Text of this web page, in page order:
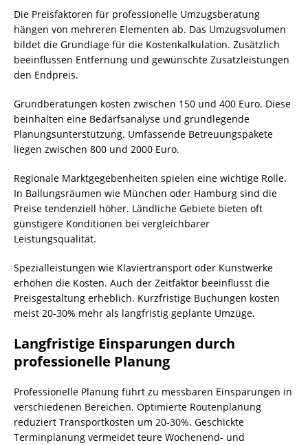
Die Preisfaktoren für professionelle Umzugsberatung
hängen von mehreren Elementen ab. Das Umzugsvolumen
bildet die Grundlage für die Kostenkalkulation. Zusätzlich
beeinflussen Entfernung und gewünschte Zusatzleistungen
den Endpreis.
Grundberatungen kosten zwischen 150 und 400 Euro. Diese
beinhalten eine Bedarfsanalyse und grundlegende
Planungsunterstützung. Umfassende Betreuungspakete
liegen zwischen 800 und 2000 Euro.
Regionale Marktgegebenheiten spielen eine wichtige Rolle.
In Ballungsräumen wie München oder Hamburg sind die
Preise tendenziell höher. Ländliche Gebiete bieten oft
günstigere Konditionen bei vergleichbarer
Leistungsqualität.
Spezialleistungen wie Klaviertransport oder Kunstwerke
erhöhen die Kosten. Auch der Zeitfaktor beeinflusst die
Preisgestaltung erheblich. Kurzfristige Buchungen kosten
meist 20-30% mehr als langfristig geplante Umzüge.
Langfristige Einsparungen durch
professionelle Planung
Professionelle Planung führt zu messbaren Einsparungen in
verschiedenen Bereichen. Optimierte Routenplanung
reduziert Transportkosten um 20-30%. Geschickte
Terminplanung vermeidet teure Wochenend- und